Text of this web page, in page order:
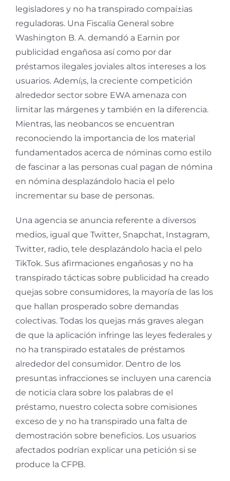
legisladores y no ha transpirado compaí±ias
reguladoras. Una Fiscalía General sobre
Washington B. A. demandó a Earnin por
publicidad engañosa así­ como por dar
préstamos ilegales joviales altos intereses a los
usuarios. Ademí¡s, la creciente competición
alrededor sector sobre EWA amenaza con
limitar las márgenes y también en la diferencia.
Mientras, las neobancos se encuentran
reconociendo la importancia de los material
fundamentados ​​acerca de nóminas como estilo
de fascinar a las personas cual pagan de nómina
en nómina desplazándolo hacia el pelo
incrementar su base de personas.
Una agencia se anuncia referente a diversos
medios, igual que Twitter, Snapchat, Instagram,
Twitter, radio, tele desplazándolo hacia el pelo
TikTok. Sus afirmaciones engañosas y no ha
transpirado tácticas sobre publicidad ha creado
quejas sobre consumidores, la mayorí­a de las los
que hallan prosperado sobre demandas
colectivas. Todas los quejas más graves alegan
de que la aplicación infringe las leyes federales y
no ha transpirado estatales de préstamos
alrededor del consumidor. Dentro de los
presuntas infracciones se incluyen una carencia
de noticia clara sobre los palabras de el
préstamo, nuestro colecta sobre comisiones
exceso de y no ha transpirado una falta de
demostración sobre beneficios. Los usuarios
afectados podrían explicar una petición si se
produce la CFPB.